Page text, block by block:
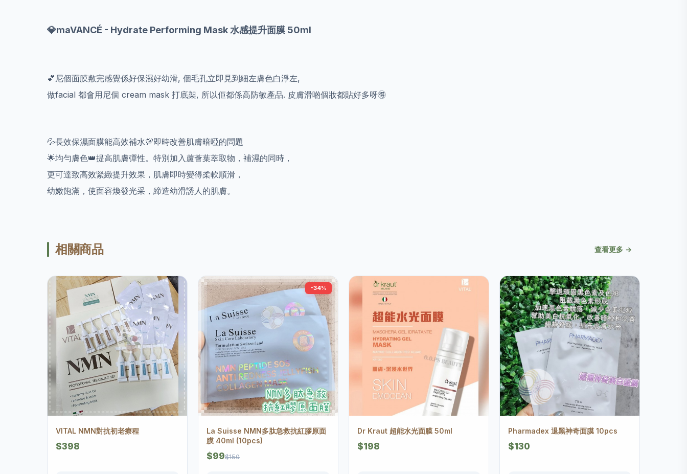
💎maVANCÉ - Hydrate Performing Mask 水感提升面膜 50ml
💕尼個面膜敷完感覺係好保濕好幼滑, 個毛孔立即見到細左膚色白淨左,
做facial 都會用尼個 cream mask 打底架, 所以佢都係高防敏產品. 皮膚滑啲個妝都貼好多呀🉐️
💦長效保濕面膜能高效補水💯即時改善肌膚暗啞的問題
🌟均勻膚色👑提高肌膚彈性。特別加入蘆薈葉萃取物，補濕的同時，
更可達致高效緊緻提升效果，肌膚即時變得柔軟順滑，
幼嫩飽滿，使面容煥發光采，締造幼滑誘人的肌膚。
相關商品 查看更多 →
VITAL NMN對抗初老療程
$398
-34%
La Suisse NMN多肽急救抗紅膠原面
膜 40ml (10pcs)
$99$150
Dr Kraut 超能水光面膜 50ml
$198
Pharmadex 退黑神奇面膜 10pcs
$130